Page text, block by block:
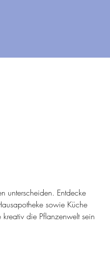
unterscheiden. Entdecke
sowie Küche
die Pflanzenwelt sein